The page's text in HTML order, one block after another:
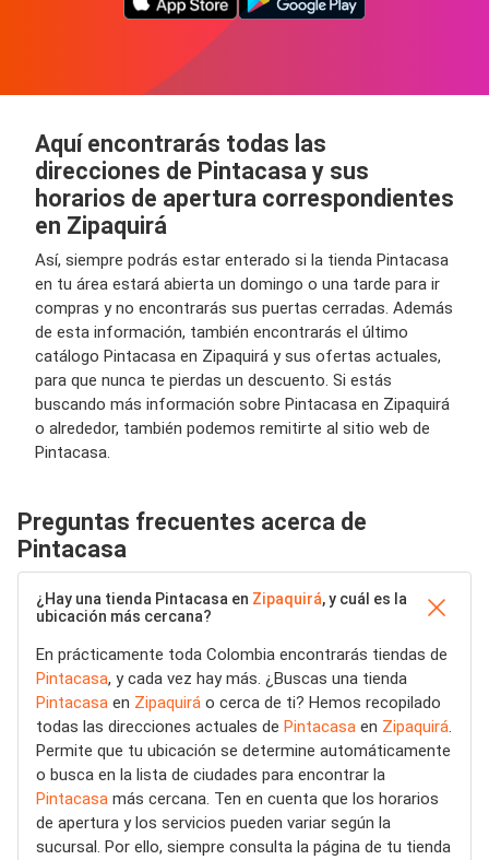
Aquí encontrarás todas las
direcciones de Pintacasa y sus
horarios de apertura correspondientes
en Zipaquirá
Así, siempre podrás estar enterado si la tienda Pintacasa
en tu área estará abierta un domingo o una tarde para ir
compras y no encontrarás sus puertas cerradas. Además
de esta información, también encontrarás el último
catálogo Pintacasa en Zipaquirá y sus ofertas actuales,
para que nunca te pierdas un descuento. Si estás
buscando más información sobre Pintacasa en Zipaquirá
o alrededor, también podemos remitirte al sitio web de
Pintacasa.
Preguntas frecuentes acerca de
Pintacasa
¿Hay una tienda Pintacasa en Zipaquirá, y cuál es la
ubicación más cercana?
En prácticamente toda Colombia encontrarás tiendas de
Pintacasa, y cada vez hay más. ¿Buscas una tienda
Pintacasa en Zipaquirá o cerca de ti? Hemos recopilado
todas las direcciones actuales de Pintacasa en Zipaquirá.
Permite que tu ubicación se determine automáticamente
o busca en la lista de ciudades para encontrar la
Pintacasa más cercana. Ten en cuenta que los horarios
de apertura y los servicios pueden variar según la
sucursal. Por ello, siempre consulta la página de tu tienda